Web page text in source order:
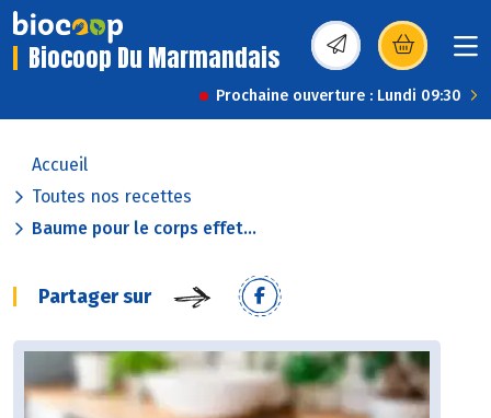
Biocoop Du Marmandais (s’ouvre dans une
Prochaine ouverture : Lundi 09:30
Accueil
Toutes nos recettes
Baume pour le corps effet...
Partager sur